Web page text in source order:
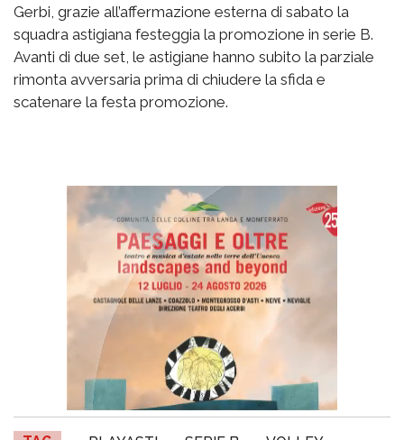
Gerbi, grazie all’affermazione esterna di sabato la
squadra astigiana festeggia la promozione in serie B.
Avanti di due set, le astigiane hanno subito la parziale
rimonta avversaria prima di chiudere la sfida e
scatenare la festa promozione.